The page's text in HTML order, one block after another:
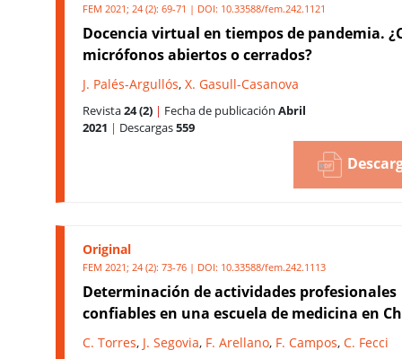
FEM 2021; 24 (2): 69-71 | DOI: 10.33588/fem.242.1121
Docencia virtual en tiempos de pandemia.
micrófonos abiertos o cerrados?
J. Palés-Argullós, X. Gasull-Casanova
Revista24 (2) | Fecha de publicación Abril
2021 | Descargas559
Original
FEM 2021; 24 (2): 73-76 | DOI: 10.33588/fem.242.1113
Determinación de actividades profesionales
confiables en una escuela de medicina en
C. Torres, J. Segovia, F. Arellano, F. Campos, C. Fecci